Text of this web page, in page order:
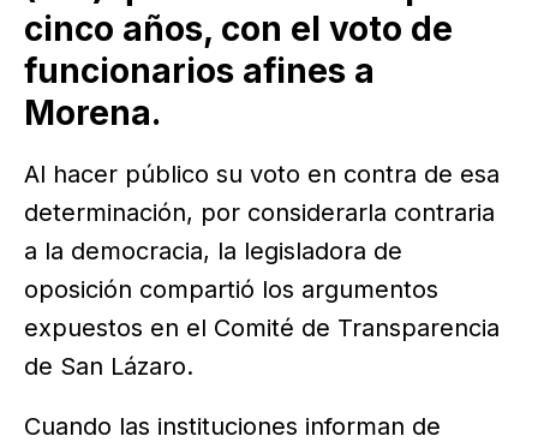
cinco años, con el voto de
funcionarios afines a
Morena.
Al hacer público su voto en contra de esa
determinación, por considerarla contraria
a la democracia, la legisladora de
oposición compartió los argumentos
expuestos en el Comité de Transparencia
de San Lázaro.
Cuando las instituciones informan de